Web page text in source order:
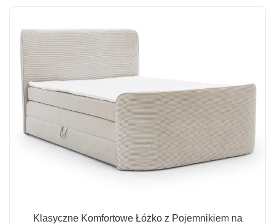
Klasyczne Komfortowe Łóżko z Pojemnikiem na